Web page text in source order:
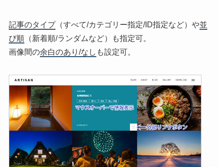
記事のタイプ（すべて/カテゴリー指定/ID指定など）や並
び順（新着順/ランダムなど）も指定可。
画像間の余白のあり/なし も設定可。